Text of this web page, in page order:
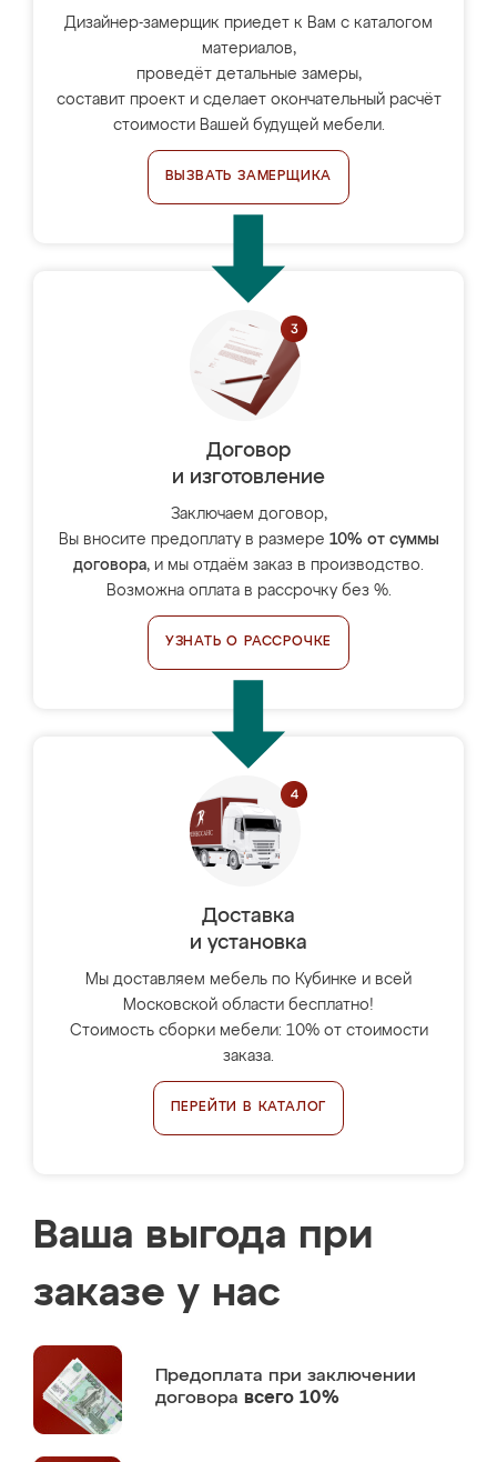
Дизайнер-замерщик приедет к Вам с каталогом
материалов,
проведёт детальные замеры,
составит проект и сделает окончательный расчёт
стоимости Вашей будущей мебели.
ВЫЗВАТЬ ЗАМЕРЩИКА
Договор
и изготовление
Заключаем договор,
Вы вносите предоплату в размере 10% от суммы
договора, и мы отдаём заказ в производство.
Возможна оплата в рассрочку без %.
УЗНАТЬ О РАССРОЧКЕ
Доставка
и установка
Мы доставляем мебель по Кубинке и всей
Московской области бесплатно!
Стоимость сборки мебели: 10% от стоимости
заказа.
ПЕРЕЙТИ В КАТАЛОГ
Ваша выгода при
заказе у нас
Предоплата при заключении
договора всего 10%